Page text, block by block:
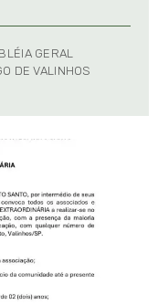
GERAL
DE VALINHOS